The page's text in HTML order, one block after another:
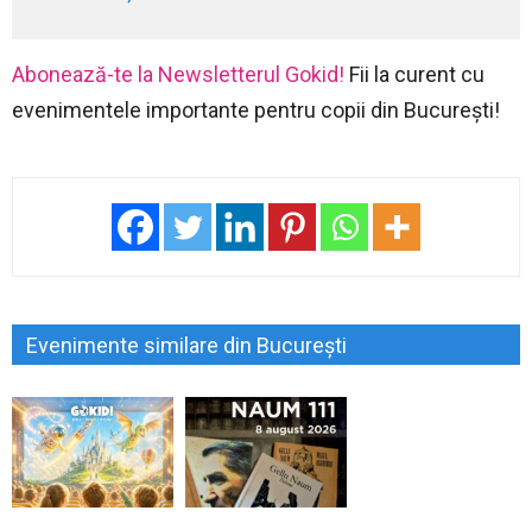
Abonează-te la Newsletterul Gokid! Fii la curent cu
evenimentele importante pentru copii din București!
Evenimente similare din București